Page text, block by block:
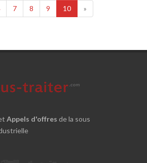
7 8 9 10 »
Appels d'offres de la sous